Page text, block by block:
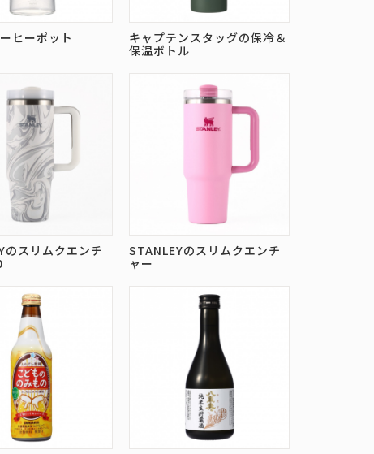
ヒーポット
キャプテンスタッグの保冷＆
保温ボトル
のスリムクエンチ
STANLEYのスリムクエンチ
ャー